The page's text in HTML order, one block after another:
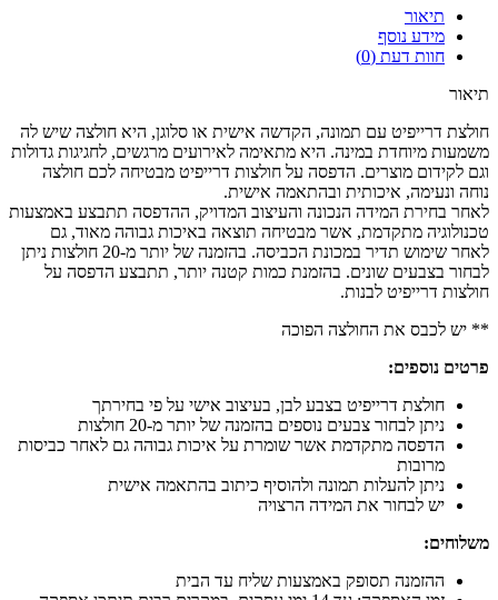
תיאור
מידע נוסף
חוות דעת (0)
תיאור
חולצת דרייפיט עם תמונה, הקדשה אישית או סלוגן, היא חולצה שיש לה
משמעות מיוחדת במינה. היא מתאימה לאירועים מרגשים, לחגיגות גדולות
וגם לקידום מוצרים. הדפסה על חולצות דרייפיט מבטיחה לכם חולצה
נוחה ונעימה, איכותית ובהתאמה אישית.
לאחר בחירת המידה הנכונה והעיצוב המדויק, ההדפסה תתבצע באמצעות
טכנולוגיה מתקדמת, אשר מבטיחה תוצאה באיכות גבוהה מאוד, גם
לאחר שימוש תדיר במכונת הכביסה. בהזמנה של יותר מ-20 חולצות ניתן
לבחור בצבעים שונים. בהזמנת כמות קטנה יותר, תתבצע הדפסה על
חולצות דרייפיט לבנות.
** יש לכבס את החולצה הפוכה
פרטים נוספים:
חולצת דרייפיט בצבע לבן, בעיצוב אישי על פי בחירתך
ניתן לבחור צבעים נוספים בהזמנה של יותר מ-20 חולצות
הדפסה מתקדמת אשר שומרת על איכות גבוהה גם לאחר כביסות
מרובות
ניתן להעלות תמונה ולהוסיף כיתוב בהתאמה אישית
יש לבחור את המידה הרצויה
משלוחים:
ההזמנה תסופק באמצעות שליח עד הבית